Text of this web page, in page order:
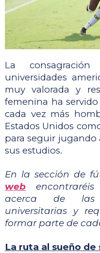
La
universidades
muy valorada y
femenina ha
cada vez más
Estados Unidos
para seguir jugando
sus estudios.
En la sección de
web
acerca de las
universitarias y
formar parte de
La ruta al sueño